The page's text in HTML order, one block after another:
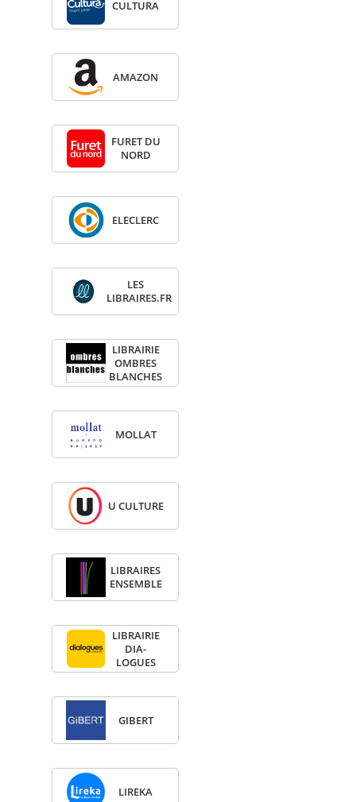
CULTURA
AMA­ZON
FURET DU
NORD
ELE­CLERC
LES
LIBRAIRES.FR
LIBRAI­RIE
OMBRES
BLANCHES
MOL­LAT
U CULTURE
LIBRAIRES
ENSEMBLE
LIBRAI­RIE
DIA­
LOGUES
GIBERT
LIREKA